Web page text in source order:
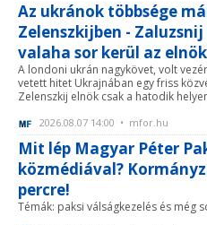
Az ukránok többsége
Zelenszkijben -
valaha sor kerül az
A londoni ukrán nagykövet, volt
vetett hitet Ukrajnában egy friss
Zelenszkij elnök csak a hatodik
2026.08.07 14:00 • mfor.hu
Mit lép Magyar Péter
közmédiával?
percre!
Témák: paksi válságkezelés és még